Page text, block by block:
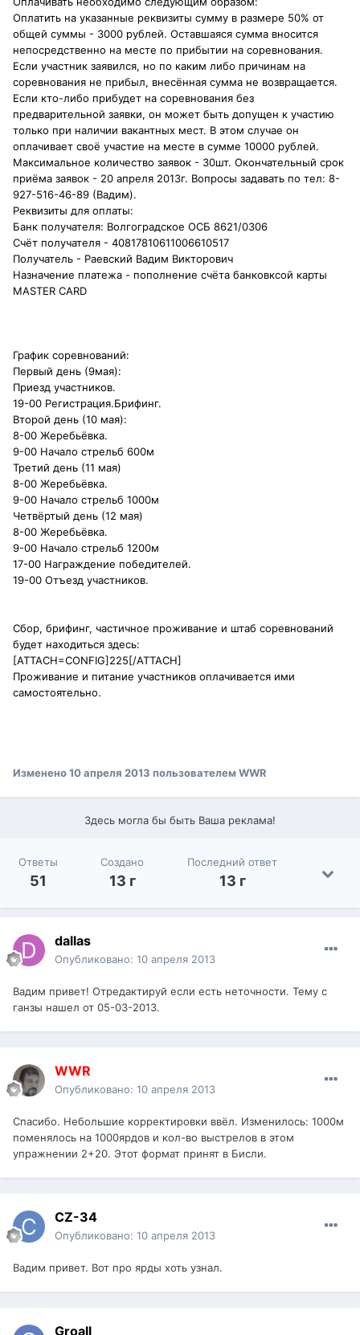
Оплатить на указанные реквизиты сумму в размере 50% от
общей суммы - 3000 рублей. Оставшаяся сумма вносится
непосредственно на месте по прибытии на соревнования.
Если участник заявился, но по каким либо причинам на
соревнования не прибыл, внесённая сумма не возвращается.
Если кто-либо прибудет на соревнования без
предварительной заявки, он может быть допущен к участию
только при наличии вакантных мест. В этом случае он
оплачивает своё участие на месте в сумме 10000 рублей.
Максимальное количество заявок - 30шт. Окончательный срок
приёма заявок - 20 апреля 2013г. Вопросы задавать по тел: 8-
927-516-46-89 (Вадим).
Реквизиты для оплаты:
Банк получателя: Волгоградское ОСБ 8621/0306
Счёт получателя - 40817810611006610517
Получатель - Раевский Вадим Викторович
Назначение платежа - пополнение счёта банковксой карты
MASTER CARD
График соревнований:
Первый день (9мая):
Приезд участников.
19-00 Регистрация.Брифинг.
Второй день (10 мая):
8-00 Жеребьёвка.
9-00 Начало стрельб 600м
Третий день (11 мая)
8-00 Жеребьёвка.
9-00 Начало стрельб 1000м
Четвёртый день (12 мая)
8-00 Жеребьёвка.
9-00 Начало стрельб 1200м
17-00 Награждение победителей.
19-00 Отъезд участников.
Сбор, брифинг, частичное проживание и штаб соревнований
будет находиться здесь:
[ATTACH=CONFIG]225[/ATTACH]
Проживание и питание участников оплачивается ими
самостоятельно.
Изменено10 апреля 2013 пользователем WWR
Здесь могла бы быть Ваша реклама!
Ответы
51
Создано
13 г
Последний ответ
13 г
dаllаs
Опубликовано: 10 апреля 2013
Вадим привет! Отредактируй если есть неточности. Тему с
ганзы нашел от 05-03-2013.
WWR
Опубликовано: 10 апреля 2013
Спасибо. Небольшие корректировки ввёл. Изменилось: 1000м
поменялось на 1000ярдов и кол-во выстрелов в этом
упражнении 2+20. Этот формат принят в Бисли.
CZ-34
Опубликовано: 10 апреля 2013
Вадим привет. Вот про ярды хоть узнал.
Groall